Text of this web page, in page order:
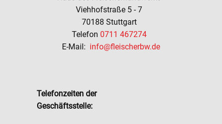
Viehhofstraße 5 - 7
70188 Stuttgart
Telefon 0711 467274
E-Mail: info@fleischerbw.de
Telefonzeiten der
Geschäftsstelle: